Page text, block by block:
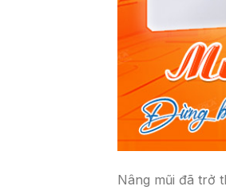
Nâng mũi đã trở